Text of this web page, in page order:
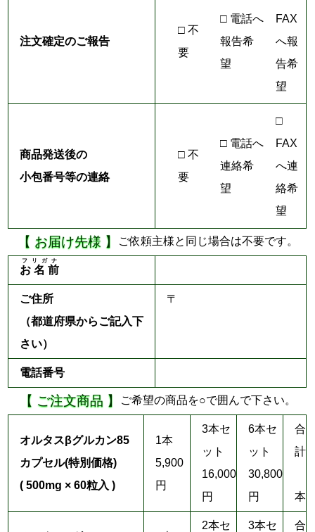
注文確定のご報告
□ 不
要
□ 電話へ
報告希
望
FAX
へ報
告希
望
商品発送後の
小包番号等の連絡
□ 不
要
□ 電話へ
連絡希
望
□
FAX
へ連
絡希
望
【 お届け先様 】 ご依頼主様と同じ場合は不要です。
お 名 前
フリガナ
ご住所
（都道府県からご記入下
さい）
〒
電話番号
【 ご注文商品 】 ご希望の商品を○で囲んで下さい。
オルタスβグルカン85
カプセル(特別価格)
( 500mg × 60粒入 )
1本
5,900
円
3本セ
ット
16,000
円
6本セ
ット
30,800
円
合
計
本
2本セ
3本セ
合